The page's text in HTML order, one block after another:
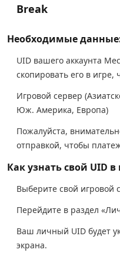
Break
Необходимые
UID вашего аккаунта
скопировать его в
Игровой сервер
Юж. Америка, Европа)
Пожалуйста,
отправкой, чтобы
Как узнать свой UID в
Выберите свой игровой
Перейдите в раздел
Ваш личный UID будет
экрана.